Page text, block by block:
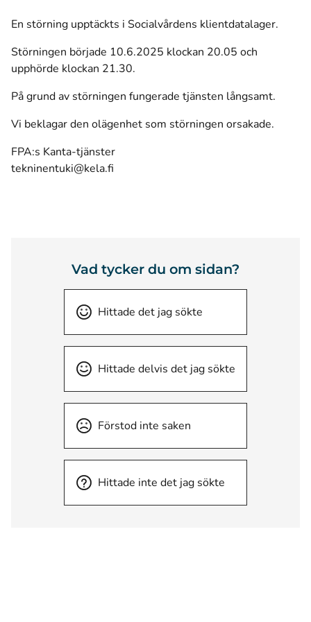
En störning upptäckts i Socialvårdens klientdatalager.
Störningen började 10.6.2025 klockan 20.05 och
upphörde klockan 21.30.
På grund av störningen fungerade tjänsten långsamt.
Vi beklagar den olägenhet som störningen orsakade.
FPA:s Kanta-tjänster
tekninentuki@kela.fi
Vad tycker du om sidan?
Hittade det jag sökte
Hittade delvis det jag sökte
Förstod inte saken
Hittade inte det jag sökte